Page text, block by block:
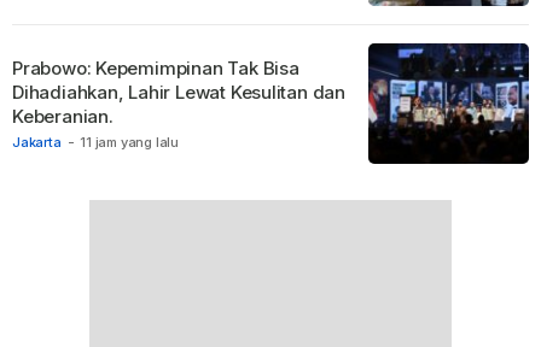
Jakarta - 11 jam yang lalu
Prabowo: Kepemimpinan Tak Bisa
Dihadiahkan, Lahir Lewat Kesulitan dan
Keberanian.